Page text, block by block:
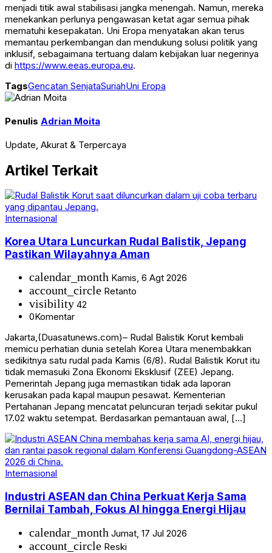
menjadi titik awal stabilisasi jangka menengah. Namun, mereka
menekankan perlunya pengawasan ketat agar semua pihak
mematuhi kesepakatan. Uni Eropa menyatakan akan terus
memantau perkembangan dan mendukung solusi politik yang
inklusif, sebagaimana tertuang dalam kebijakan luar negerinya
di https://www.eeas.europa.eu.
TagsGencatan SenjataSuriahUni Eropa
Penulis Adrian Moita
Update, Akurat & Terpercaya
Artikel Terkait
Internasional
Korea Utara Luncurkan Rudal Balistik, Jepang
Pastikan Wilayahnya Aman
calendar_month Kamis, 6 Agt 2026
account_circle Retanto
visibility 42
0Komentar
Jakarta,(Duasatunews.com)– Rudal Balistik Korut kembali
memicu perhatian dunia setelah Korea Utara menembakkan
sedikitnya satu rudal pada Kamis (6/8). Rudal Balistik Korut itu
tidak memasuki Zona Ekonomi Eksklusif (ZEE) Jepang.
Pemerintah Jepang juga memastikan tidak ada laporan
kerusakan pada kapal maupun pesawat. Kementerian
Pertahanan Jepang mencatat peluncuran terjadi sekitar pukul
17.02 waktu setempat. Berdasarkan pemantauan awal, […]
Internasional
Industri ASEAN dan China Perkuat Kerja Sama
Bernilai Tambah, Fokus AI hingga Energi Hijau
calendar_month Jumat, 17 Jul 2026
account_circle Reski